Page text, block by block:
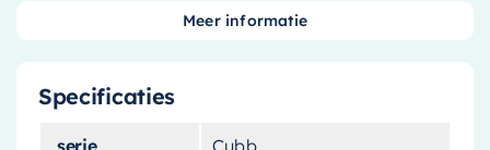
Transformeer uw badkamer met de
Spiegelkast Cubb
. Deze compacte maar ruime
Specificaties
Meer informatie